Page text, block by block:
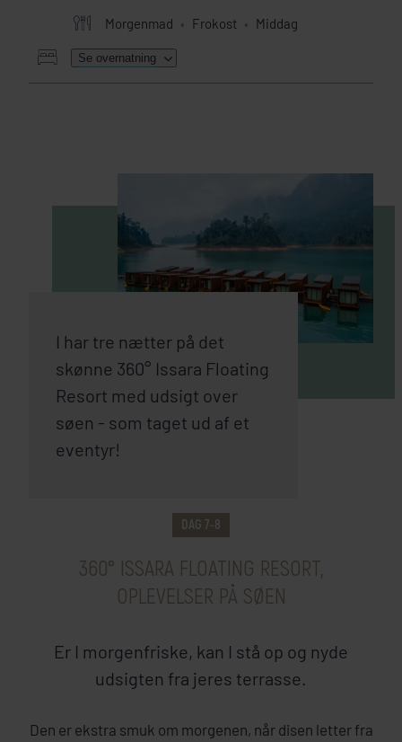
Morgenmad Frokost Middag
Se overnatning
INKLUDERET I PRISEN
SE HOTEL
I har tre nætter på det
skønne 360° Issara Floating
Resort med udsigt over
søen - som taget ud af et
eventyr!
DAG 7-8
360° ISSARA FLOATING RESORT,
OPLEVELSER PÅ SØEN
Er I morgenfriske, kan I stå op og nyde
udsigten fra jeres terrasse.
Den er ekstra smuk om morgenen, når disen letter fra